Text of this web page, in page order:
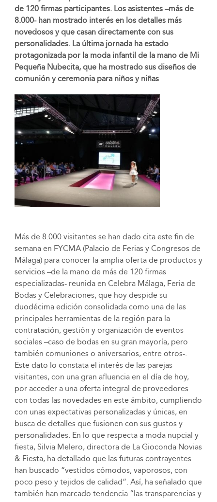
de 120 firmas participantes. Los asistentes –más de
8.000- han mostrado interés en los detalles más
novedosos y que casan directamente con sus
personalidades. La última jornada ha estado
protagonizada por la moda infantil de la mano de Mi
Pequeña Nubecita, que ha mostrado sus diseños de
comunión y ceremonia para niños y niñas
Más de 8.000 visitantes se han dado cita este fin de
semana en FYCMA (Palacio de Ferias y Congresos de
Málaga) para conocer la amplia oferta de productos y
servicios –de la mano de más de 120 firmas
especializadas- reunida en Celebra Málaga, Feria de
Bodas y Celebraciones, que hoy despide su
duodécima edición consolidada como una de las
principales herramientas de la región para la
contratación, gestión y organización de eventos
sociales –caso de bodas en su gran mayoría, pero
también comuniones o aniversarios, entre otros-.
Este dato lo constata el interés de las parejas
visitantes, con una gran afluencia en el día de hoy,
por acceder a una oferta integral de proveedores
con todas las novedades en este ámbito, cumpliendo
con unas expectativas personalizadas y únicas, en
busca de detalles que fusionen con sus gustos y
personalidades. En lo que respecta a moda nupcial y
fiesta, Silvia Melero, directora de La Gioconda Novias
& Fiesta, ha detallado que las futuras contrayentes
han buscado “vestidos cómodos, vaporosos, con
poco peso y tejidos de calidad”. Así, ha señalado que
también han marcado tendencia “las transparencias y